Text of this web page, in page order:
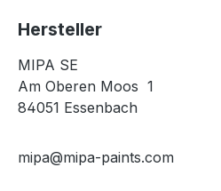
Hersteller
MIPA SE
Am Oberen Moos 1
84051 Essenbach
mipa@mipa-paints.com